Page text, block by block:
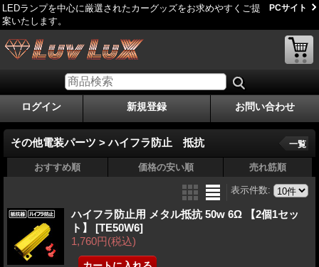
LEDランプを中心に厳選されたカーグッズをお求めやすくご提
案いたします。
PCサイト
ログイン 新規登録 お問い合わせ
その他電装パーツ > ハイフラ防止 抵抗 一覧
おすすめ順 価格の安い順 売れ筋順
表示件数:
ハイフラ防止用 メタル抵抗 50w 6Ω 【2個1セッ
ト】 [TE50W6]
1,760円(税込)